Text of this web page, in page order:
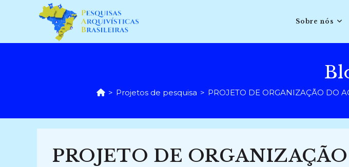
conteúdo
Sobre nós
> Projetos de pesquisa > PROJETO DE ORGANIZAÇÃO DO
PROJETO DE